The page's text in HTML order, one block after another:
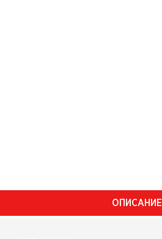
ОПИСАНИЕ